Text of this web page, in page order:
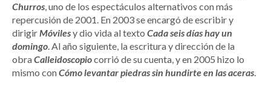
Churros, uno de los espectáculos alternativos con más
repercusión de 2001. En 2003 se encargó de escribir y
dirigirMóvilesy dio vida al texto Cada seis días hay un
domingo. Al año siguiente, la escritura y dirección de la
obraCalleidoscopiocorrió de su cuenta, y en 2005 hizo lo
mismo conCómo levantar piedras sin hundirte en las aceras.